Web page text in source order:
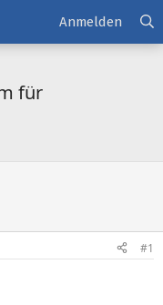
Anmelden
für
#1